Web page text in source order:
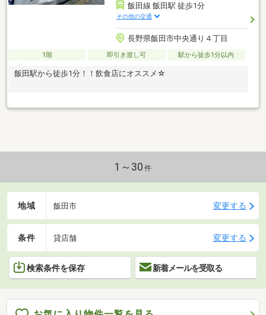
飯田線 飯田駅 徒歩1分
その他の交通
長野県飯田市中央通り４丁目
1階 即引き渡し可 駅から徒歩1分以内
飯田駅から徒歩1分！！飲食店にオススメ☆
1～30 件
地域 飯田市 変更する
条件 貸店舗 変更する
検索条件を保存 新着メールを受取る